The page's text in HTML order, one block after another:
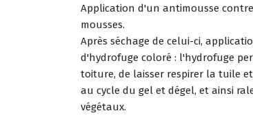
Application d'un antimousse
mousses.
Après séchage de celui-ci,
d'hydrofuge coloré : l'hydrofuge
toiture, de laisser respirer la tuile
au cycle du gel et dégel, et ainsi
végétaux.